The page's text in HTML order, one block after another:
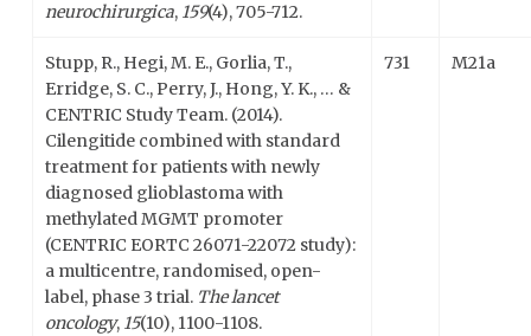
neurochirurgica, 159(4), 705-712.
Stupp, R., Hegi, M. E., Gorlia, T.,
Erridge, S. C., Perry, J., Hong, Y. K., … &
CENTRIC Study Team. (2014).
Cilengitide combined with standard
treatment for patients with newly
diagnosed glioblastoma with
methylated MGMT promoter
(CENTRIC EORTC 26071-22072 study):
a multicentre, randomised, open-
label, phase 3 trial. The lancet
oncology, 15(10), 1100-1108.
731 M21a